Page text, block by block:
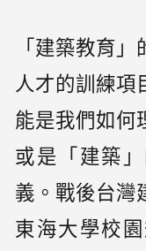
「建築教育
人才的訓練項
能是我們如何
或是「建築
義。戰後台灣
東海大學校